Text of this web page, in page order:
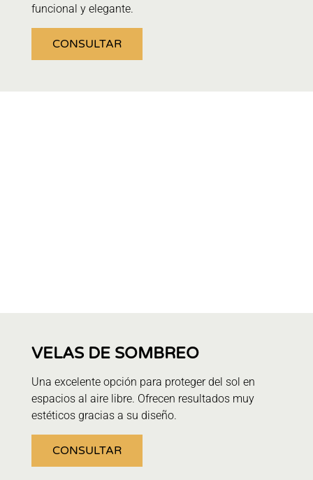
funcional y elegante.
CONSULTAR
VELAS DE SOMBREO
Una excelente opción para proteger del sol en
espacios al aire libre. Ofrecen resultados muy
estéticos gracias a su diseño.
CONSULTAR